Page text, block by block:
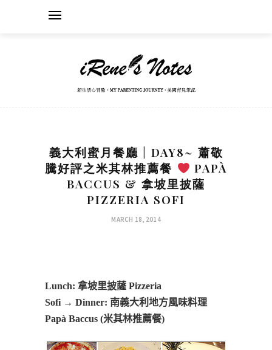
義大利蜜月餐廳 | DAY8~ 蕭敬
騰好評之米其林推薦餐
PAPÀ
BACCUS & 拿坡里披薩
PIZZERIA SOFI
MARCH 18, 2014
Lunch: 拿坡里披薩 Pizzeria
Sofi → Dinner: 南義大利地方風味料理
Papà Baccus (米其林推薦餐)